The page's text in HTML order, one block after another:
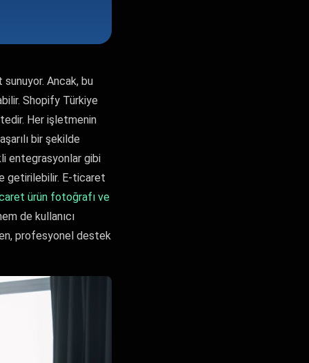
Ancak, bu
Shopify Türkiye
Her işletmenin
bir şekilde
entegrasyonlar gibi
getirilebilir. E-ticaret
ürün fotoğrafı ve
de kullanıcı
profesyonel destek